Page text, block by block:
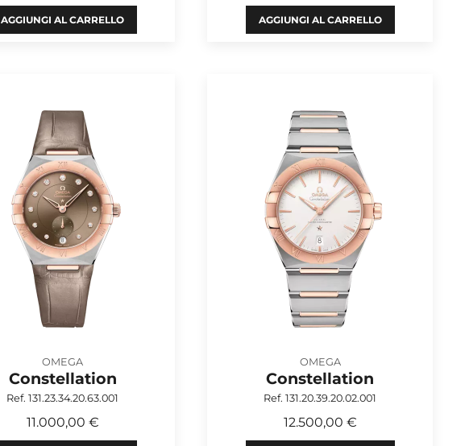
AGGIUNGI AL CARRELLO AGGIUNGI AL CARRELLO
OMEGA
Constellation
Ref. 131.23.34.20.63.001
11.000,00 €
OMEGA
Constellation
Ref. 131.20.39.20.02.001
12.500,00 €